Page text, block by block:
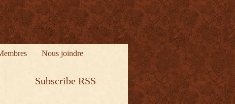
Nous joindre
Subscribe RSS